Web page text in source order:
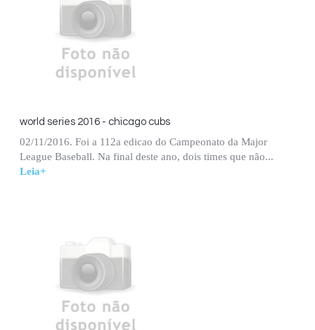
world series 2016 - chicago cubs
02/11/2016. Foi a 112a edicao do Campeonato da Major
League Baseball. Na final deste ano, dois times que não...
Leia+